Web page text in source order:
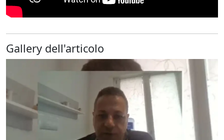
Gallery dell'articolo